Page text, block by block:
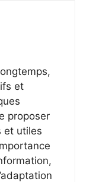
et
proposer
et utiles